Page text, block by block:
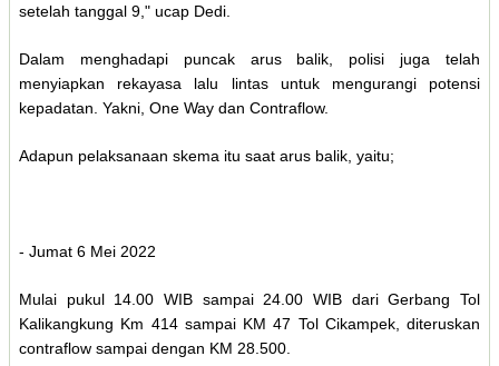
setelah tanggal 9," ucap Dedi.
Dalam menghadapi puncak arus balik, polisi juga telah
menyiapkan rekayasa lalu lintas untuk mengurangi potensi
kepadatan. Yakni, One Way dan Contraflow.
Adapun pelaksanaan skema itu saat arus balik, yaitu;
- Jumat 6 Mei 2022
Mulai pukul 14.00 WIB sampai 24.00 WIB dari Gerbang Tol
Kalikangkung Km 414 sampai KM 47 Tol Cikampek, diteruskan
contraflow sampai dengan KM 28.500.